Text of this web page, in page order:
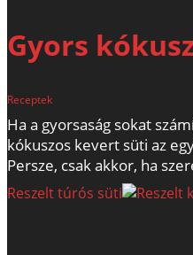
Gyors
Receptek
Ha a gyorsaság sokat
kókuszos kevert süti az
Persze, csak akkor, ha
Reszelt túrós süti